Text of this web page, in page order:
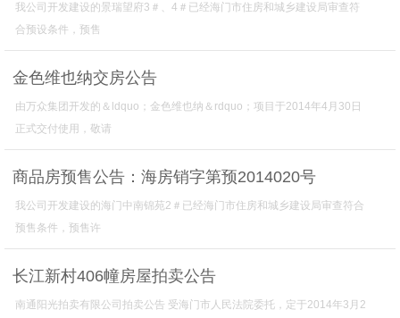
我公司开发建设的景瑞望府3＃、4＃已经海门市住房和城乡建设局审查符
合预设条件，预售
金色维也纳交房公告
由万众集团开发的＆ldquo；金色维也纳＆rdquo；项目于2014年4月30日
正式交付使用，敬请
商品房预售公告：海房销字第预2014020号
我公司开发建设的海门中南锦苑2＃已经海门市住房和城乡建设局审查符合
预售条件，预售许
长江新村406幢房屋拍卖公告
南通阳光拍卖有限公司拍卖公告 受海门市人民法院委托，定于2014年3月2